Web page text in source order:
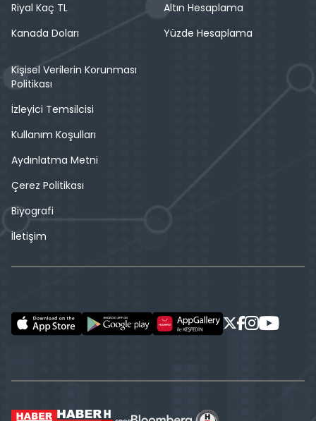
Riyal Kaç TL
Kanada Doları
Altın Hesaplama
Yüzde Hesaplama
Kişisel Verilerin Korunması
Politikası
İzleyici Temsilcisi
Kullanım Koşulları
Aydınlatma Metni
Çerez Politikası
Biyografi
İletişim